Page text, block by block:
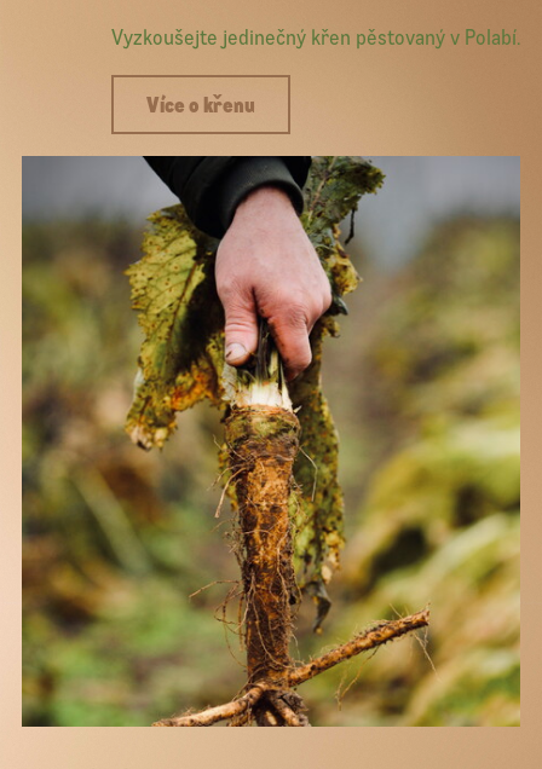
Vyzkoušejte jedinečný křen pěstovaný v Polabí.
Více o křenu